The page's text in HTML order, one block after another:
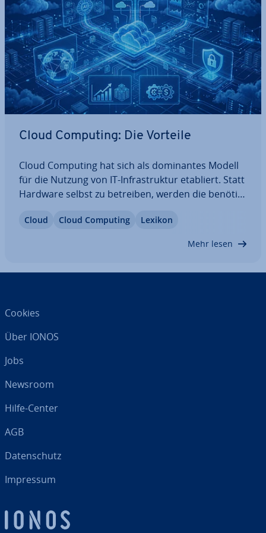
Cloud Computing: Die Vorteile
Cloud Computing hat sich als do­mi­nan­tes Modell
für die Nutzung von IT-In­fra­struk­tur etabliert. Statt
Hardware selbst zu betreiben, werden die be­nö­tig­
meisten Un­ter­neh­men bietet dieser Ansatz zahl­rei­
Cloud Cloud Computing Lexikon
Mehr lesen
Cookies
Über IONOS
Jobs
Newsroom
Hilfe-Center
AGB
Da­ten­schutz
Impressum